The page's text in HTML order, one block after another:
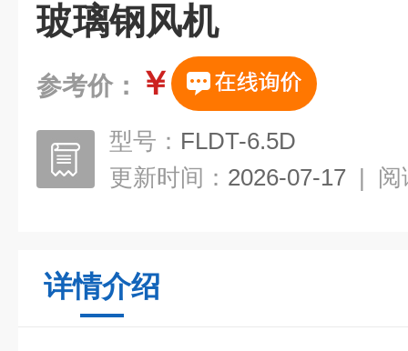
玻璃钢风机
参考价： ￥
型号： FLDT-6.5D
更新时间： 2026-07-17 | 阅
详情介绍